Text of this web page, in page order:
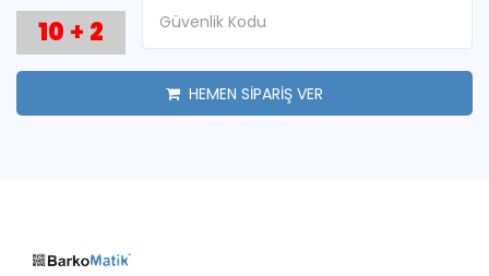
10 + 2
HEMEN SİPARİŞ VER